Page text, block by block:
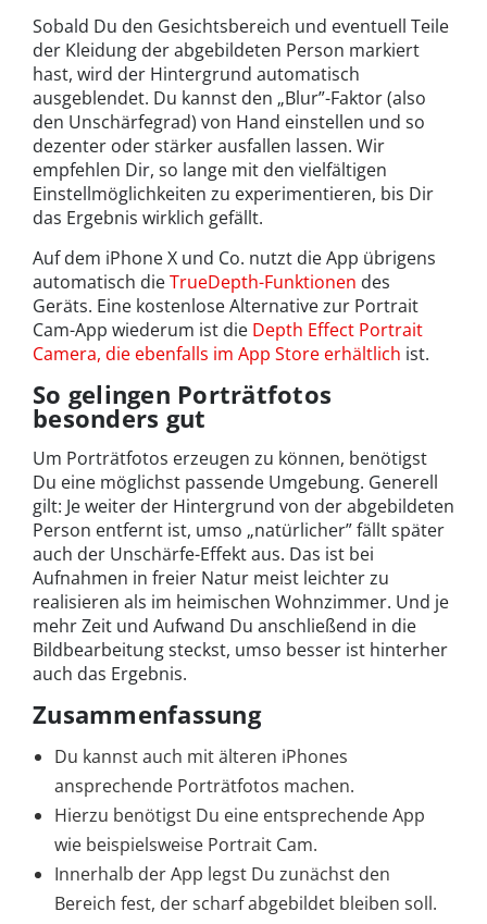
Sobald Du den Gesichtsbereich und eventuell Teile
der Kleidung der abgebildeten Person markiert
hast, wird der Hintergrund automatisch
ausgeblendet. Du kannst den „Blur”-Faktor (also
den Unschärfegrad) von Hand einstellen und so
dezenter oder stärker ausfallen lassen. Wir
empfehlen Dir, so lange mit den vielfältigen
Einstellmöglichkeiten zu experimentieren, bis Dir
das Ergebnis wirklich gefällt.
Auf dem iPhone X und Co. nutzt die App übrigens
automatisch dieTrueDepth-Funktionen des
Geräts. Eine kostenlose Alternative zur Portrait
Cam-App wiederum ist die Depth Effect Portrait
Camera, die ebenfalls im App Store erhältlich ist.
So gelingen Porträtfotos
besonders gut
Um Porträtfotos erzeugen zu können, benötigst
Du eine möglichst passende Umgebung. Generell
gilt: Je weiter der Hintergrund von der abgebildeten
Person entfernt ist, umso „natürlicher” fällt später
auch der Unschärfe-Effekt aus. Das ist bei
Aufnahmen in freier Natur meist leichter zu
realisieren als im heimischen Wohnzimmer. Und je
mehr Zeit und Aufwand Du anschließend in die
Bildbearbeitung steckst, umso besser ist hinterher
auch das Ergebnis.
Zusammenfassung
Du kannst auch mit älteren iPhones
ansprechende Porträtfotos machen.
Hierzu benötigst Du eine entsprechende App
wie beispielsweise Portrait Cam.
Innerhalb der App legst Du zunächst den
Bereich fest, der scharf abgebildet bleiben soll.